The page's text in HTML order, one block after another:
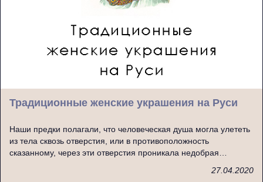
Традиционные женские украшения на Руси
Наши предки полагали, что человеческая душа могла улететь
из тела сквозь отверстия, или в противоположность
сказанному, через эти отверстия проникала недобрая…
27.04.2020